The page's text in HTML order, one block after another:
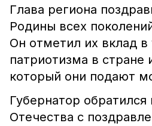
Глава региона
Родины всех
Он отметил их вклад в
патриотизма в стране
который они подают
Губернатор
Отечества с